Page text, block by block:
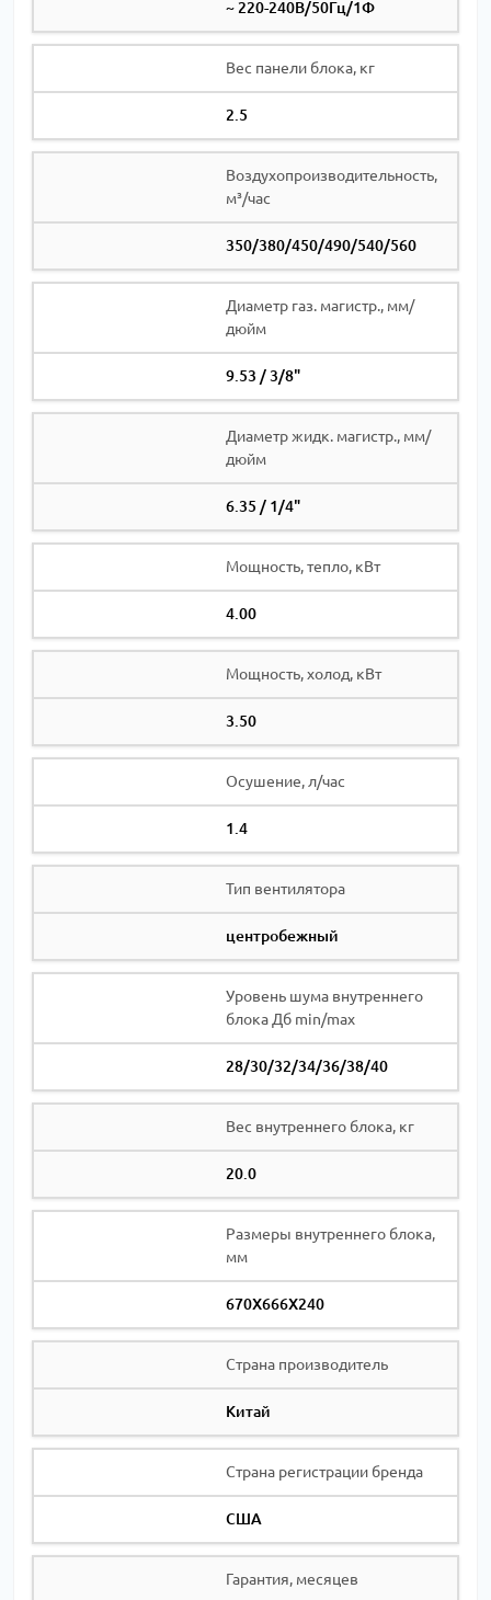
~ 220-240В/50Гц/1Ф
Вес панели блока, кг
2.5
Воздухопроизводительность,
м³/час
350/380/450/490/540/560
Диаметр газ. магистр., мм/
дюйм
9.53 / 3/8"
Диаметр жидк. магистр., мм/
дюйм
6.35 / 1/4"
Мощность, тепло, кВт
4.00
Мощность, холод, кВт
3.50
Осушение, л/час
1.4
Тип вентилятора
центробежный
Уровень шума внутреннего
блока Дб min/max
28/30/32/34/36/38/40
Вес внутреннего блока, кг
20.0
Размеры внутреннего блока,
мм
670X666X240
Страна производитель
Китай
Страна регистрации бренда
США
Гарантия, месяцев